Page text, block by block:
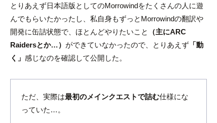
とりあえず日本語版としてのMorrowindをたくさんの人に遊
んでもらいたかったし、私自身もずっとMorrowindの翻訳や
開発に缶詰状態で、ほとんどやりたいこと
（主にARC
Raidersとか…） ができていなかったので、とりあえず「動
く」 感じなのを確認して公開した。
ただ、実際は最初のメインクエストで詰む仕様にな
っていた…。